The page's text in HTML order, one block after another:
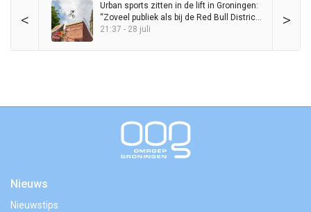
< >
Urban sports zitten in de lift in Groningen:
“Zoveel publiek als bij de Red Bull District
Ride heb ik nog nooit op de Grote Markt
21:37 - 28 juli
Nieuws
Nieuwstips